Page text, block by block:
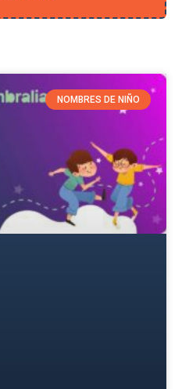
NOMBRES DE NIÑO